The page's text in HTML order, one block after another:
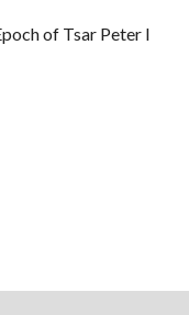
of Tsar Peter I